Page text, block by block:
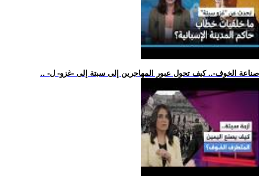
.. -صناعة الخوف-.. كيف تحول عبور المهاجرين إلى سبتة إلى -غزو- ل